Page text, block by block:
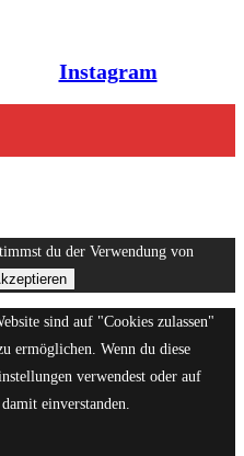
Instagram
du der Verwendung von
sind auf "Cookies zulassen"
ermöglichen. Wenn du diese
verwendest oder auf
einverstanden.